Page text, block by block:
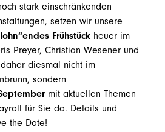
stark einschränkenden
setzen wir unsere
Frühstück heuer im
Preyer, Christian Wesener und
diesmal nicht im
sondern
mit aktuellen Themen
für Sie da. Details und
the Date!